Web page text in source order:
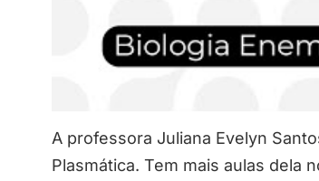
A professora Juliana Evelyn
Plasmática. Tem mais aulas dela